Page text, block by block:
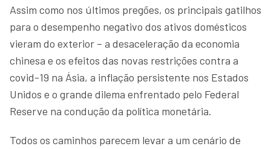
Assim como nos últimos pregões, os principais gatilhos
para o desempenho negativo dos ativos domésticos
vieram do exterior – a desaceleração da economia
chinesa e os efeitos das novas restrições contra a
covid-19 na Ásia, a inflação persistente nos Estados
Unidos e o grande dilema enfrentado pelo Federal
Reserve na condução da política monetária.
Todos os caminhos parecem levar a um cenário de